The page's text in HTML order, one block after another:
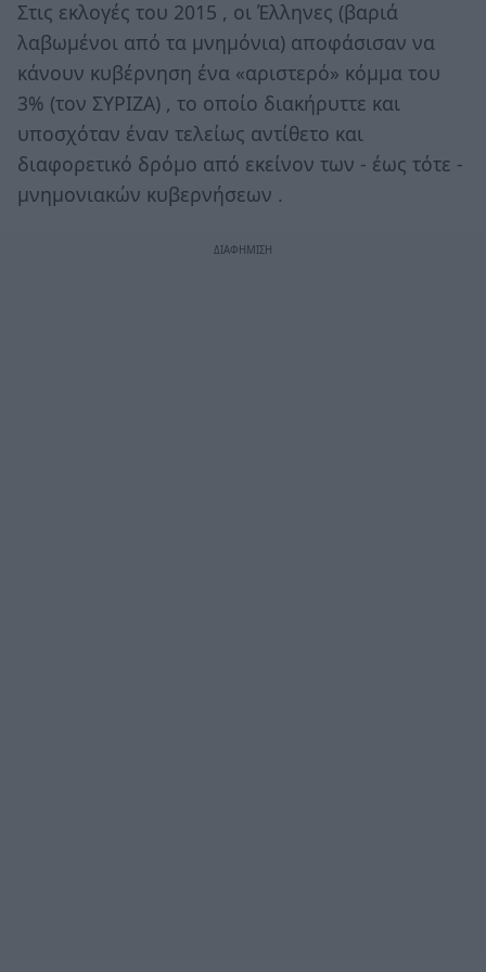
Στις εκλογές του 2015 , οι Έλληνες (βαριά
λαβωμένοι από τα μνημόνια) αποφάσισαν να
κάνουν κυβέρνηση ένα «αριστερό» κόμμα του
3% (τον ΣΥΡΙΖΑ) , το οποίο διακήρυττε και
υποσχόταν έναν τελείως αντίθετο και
διαφορετικό δρόμο από εκείνον των - έως τότε -
μνημονιακών κυβερνήσεων .